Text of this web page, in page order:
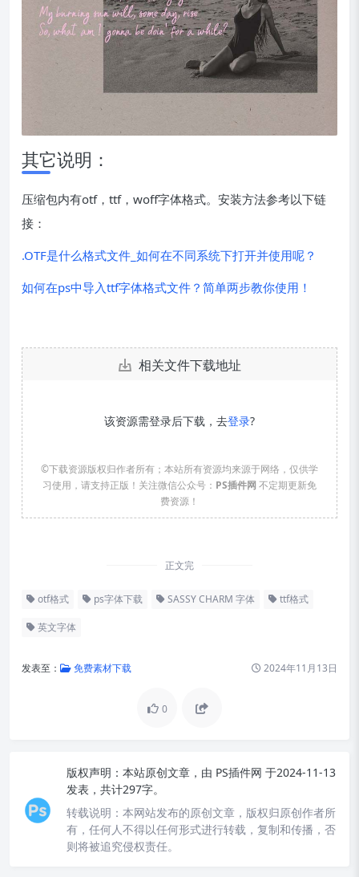
其它说明：
压缩包内有otf，ttf，woff字体格式。安装方法参考以下链
接：
.OTF是什么格式文件_如何在不同系统下打开并使用呢？
如何在ps中导入ttf字体格式文件？简单两步教你使用！
相关文件下载地址
该资源需登录后下载，去登录?
©下载资源版权归作者所有；本站所有资源均来源于网络，仅供学
习使用，请支持正版！关注微信公众号： PS插件网 不定期更新免
费资源！
正文完
otf格式 ps字体下载 SASSY CHARM 字体 ttf格式
英文字体
发表至： 免费素材下载 2024年11月13日
0
版权声明： 本站原创文章，由 PS插件网 于2024-11-13
发表，共计297字。
转载说明： 本网站发布的原创文章，版权归原创作者所
有，任何人不得以任何形式进行转载，复制和传播，否
则将被追究侵权责任。